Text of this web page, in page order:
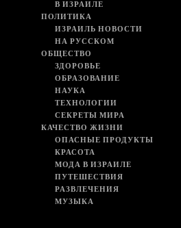
В ИЗРАИЛЕ
ПОЛИТИКА
ИЗРАИЛЬ НОВОСТИ
НА РУССКОМ
ОБЩЕСТВО
ЗДОРОВЬЕ
ОБРАЗОВАНИЕ
НАУКА
ТЕХНОЛОГИИ
СЕКРЕТЫ МИРА
КАЧЕСТВО ЖИЗНИ
ОПАСНЫЕ ПРОДУКТЫ
КРАСОТА
МОДА В ИЗРАИЛЕ
ПУТЕШЕСТВИЯ
РАЗВЛЕЧЕНИЯ
МУЗЫКА